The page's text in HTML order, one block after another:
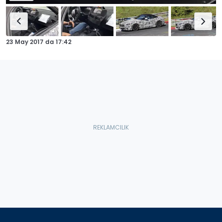
23 May 2017 da 17:42